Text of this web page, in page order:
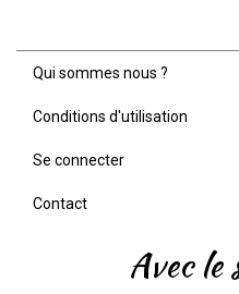
Menu
de
page
Qui sommes nous ?
Conditions d'utilisation
Se connecter
Contact
Avec le